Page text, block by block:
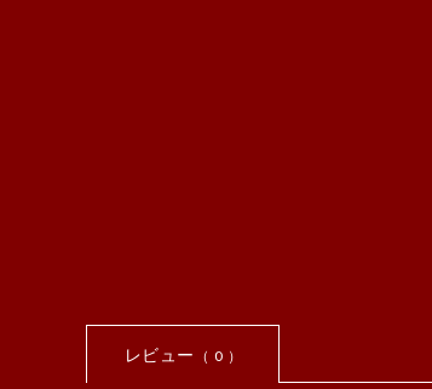
レビュー （ 0 ）